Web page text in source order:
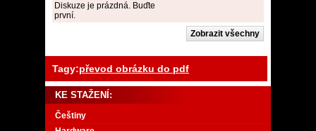
Diskuze je prázdná. Buďte
první.
Tagy:převod obrázku do pdf
KE STAŽENÍ:
Češtiny